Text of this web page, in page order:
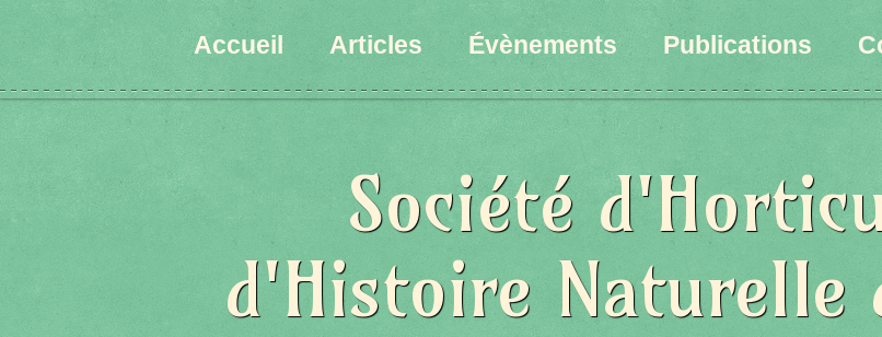
Accueil Articles Évènements Publications
Société
d'Histoire Naturelle
État/Pays